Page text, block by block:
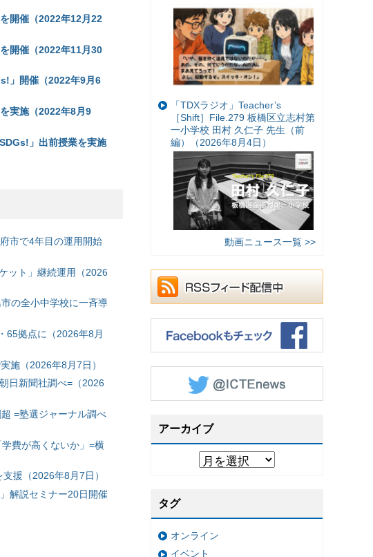
開催（2022年12月22
開催（2022年11月30
」開催（2022年9月6
実施（2022年8月9
」出前授業を実施
市で4年目の運用開始
ット」継続運用（2026
の全小中学校に一斉導
65拠点に（2026年8月
施（2026年8月7日）
日新聞社調べ=（2026
=塾選ジャーナル調べ
費が高くないか」=横
援（2026年8月7日）
解説セミナー20日開催
「TDXラジオ」Teacher’s
［Shift］File.279 板橋区立志村第
一小学校 田村 久仁子 先生（前
編）（2026年8月4日）
動画ニュース一覧 >>
アーカイブ
タグ
オンライン
イベント